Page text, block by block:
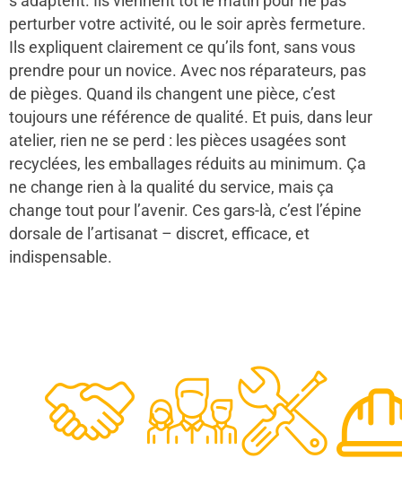
perturber votre activité, ou le soir après fermeture.
Ils expliquent clairement ce qu’ils font, sans vous
prendre pour un novice. Avec nos réparateurs, pas
de pièges. Quand ils changent une pièce, c’est
toujours une référence de qualité. Et puis, dans leur
atelier, rien ne se perd : les pièces usagées sont
recyclées, les emballages réduits au minimum. Ça
ne change rien à la qualité du service, mais ça
change tout pour l’avenir. Ces gars-là, c’est l’épine
dorsale de l’artisanat – discret, efficace, et
indispensable.
48
0
50
Experts